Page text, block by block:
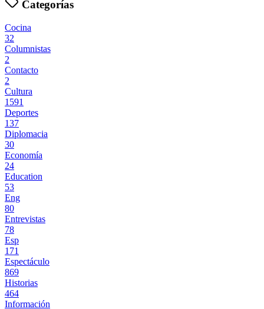
Categorías
Cocina
32
Columnistas
2
Contacto
2
Cultura
1591
Deportes
137
Diplomacia
30
Economía
24
Education
53
Eng
80
Entrevistas
78
Esp
171
Espectáculo
869
Historias
464
Información